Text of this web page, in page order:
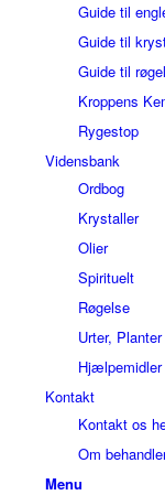
Guide til
Guide til
Guide til
Kroppens
Rygestop
Vidensbank
Ordbog
Krystaller
Olier
Spirituelt
Røgelse
Urter,
Kontakt
Kontakt os
Om
Menu